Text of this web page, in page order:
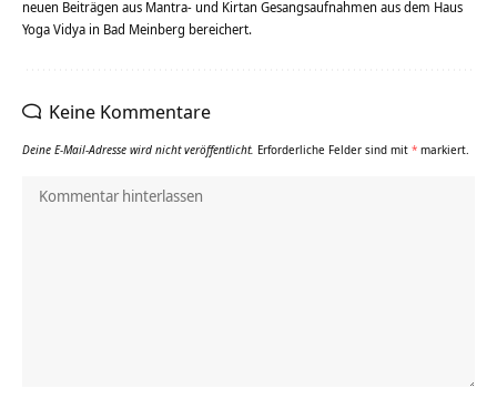
neuen Beiträgen aus Mantra- und Kirtan Gesangsaufnahmen aus dem Haus
Yoga Vidya in Bad Meinberg bereichert.
Keine Kommentare
Deine E-Mail-Adresse wird nicht veröffentlicht. Erforderliche Felder sind mit * markiert.